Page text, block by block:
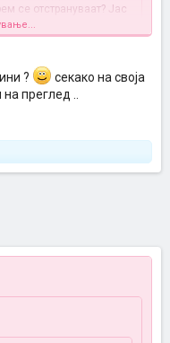
се отстрануваат? Јас
е тоа...
а не знам за друг
дека и тетка ми со
и и паднаја и
?
секако на своја
преглед ..